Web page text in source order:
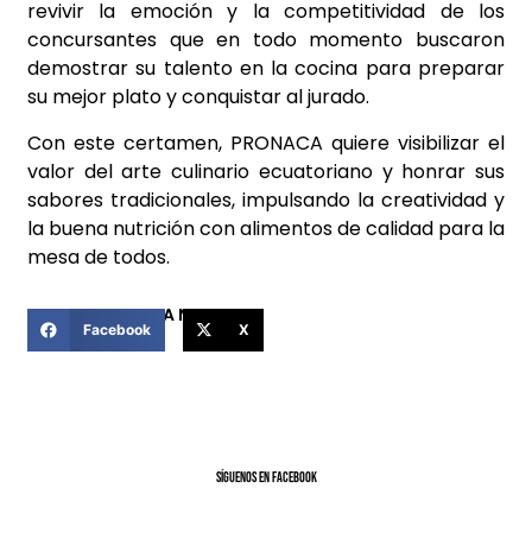
revivir la emoción y la competitividad de los
concursantes que en todo momento buscaron
demostrar su talento en la cocina para preparar
su mejor plato y conquistar al jurado.
Con este certamen, PRONACA quiere visibilizar el
valor del arte culinario ecuatoriano y honrar sus
sabores tradicionales, impulsando la creatividad y
la buena nutrición con alimentos de calidad para la
mesa de todos.
COMPARTIR ESTA NOTICIA
Facebook X
SíGUENOS EN FACEBOOK